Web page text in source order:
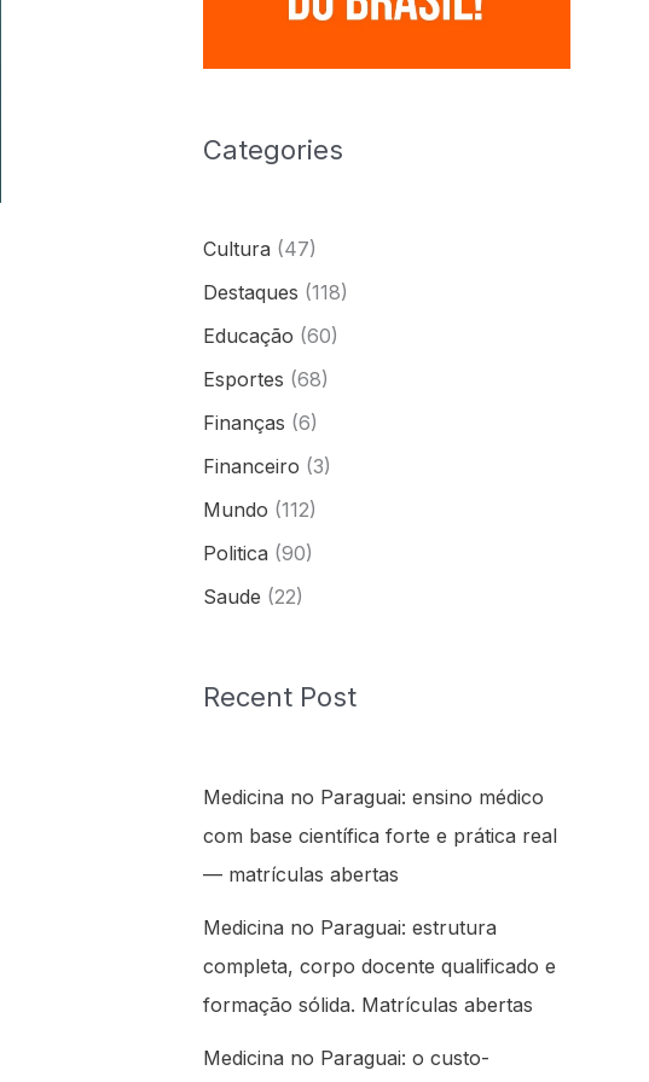
Categories
Cultura (47)
Destaques (118)
Educação (60)
Esportes (68)
Finanças (6)
Financeiro (3)
Mundo (112)
Politica (90)
Saude (22)
Recent Post
Medicina no Paraguai: ensino médico
com base científica forte e prática real
— matrículas abertas
Medicina no Paraguai: estrutura
completa, corpo docente qualificado e
formação sólida. Matrículas abertas
Medicina no Paraguai: o custo-